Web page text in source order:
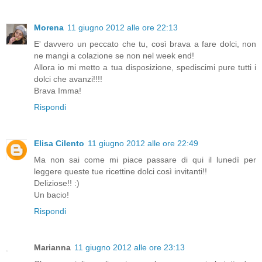
Morena 11 giugno 2012 alle ore 22:13
E' davvero un peccato che tu, così brava a fare dolci, non
ne mangi a colazione se non nel week end!
Allora io mi metto a tua disposizione, spediscimi pure tutti i
dolci che avanzi!!!!
Brava Imma!
Rispondi
Elisa Cilento 11 giugno 2012 alle ore 22:49
Ma non sai come mi piace passare di qui il lunedì per
leggere queste tue ricettine dolci così invitanti!!
Deliziose!! :)
Un bacio!
Rispondi
Marianna 11 giugno 2012 alle ore 23:13